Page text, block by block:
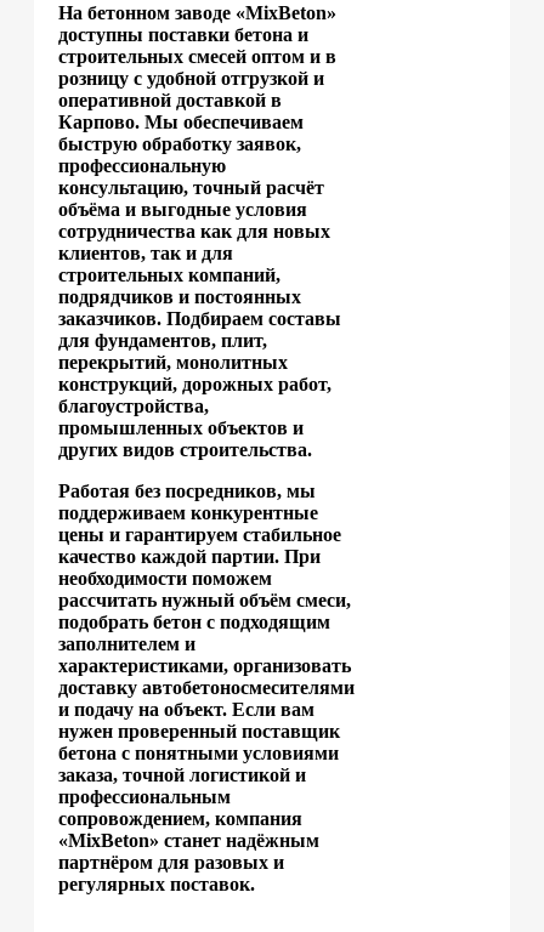
На бетонном заводе «MixBeton»
доступны поставки бетона и
строительных смесей оптом и в
розницу с удобной отгрузкой и
оперативной доставкой в
Карпово. Мы обеспечиваем
быструю обработку заявок,
профессиональную
консультацию, точный расчёт
объёма и выгодные условия
сотрудничества как для новых
клиентов, так и для
строительных компаний,
подрядчиков и постоянных
заказчиков. Подбираем составы
для фундаментов, плит,
перекрытий, монолитных
конструкций, дорожных работ,
благоустройства,
промышленных объектов и
других видов строительства.
Работая без посредников, мы
поддерживаем конкурентные
цены и гарантируем стабильное
качество каждой партии. При
необходимости поможем
рассчитать нужный объём смеси,
подобрать бетон с подходящим
заполнителем и
характеристиками, организовать
доставку автобетоносмесителями
и подачу на объект. Если вам
нужен проверенный поставщик
бетона с понятными условиями
заказа, точной логистикой и
профессиональным
сопровождением, компания
«MixBeton» станет надёжным
партнёром для разовых и
регулярных поставок.